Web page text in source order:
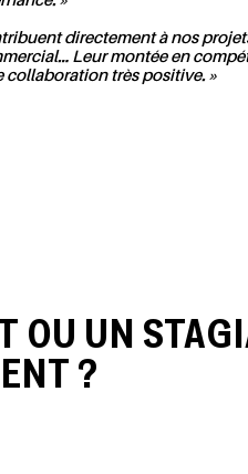
directement à nos
Leur montée en
collaboration très positive. »
OU UN
?